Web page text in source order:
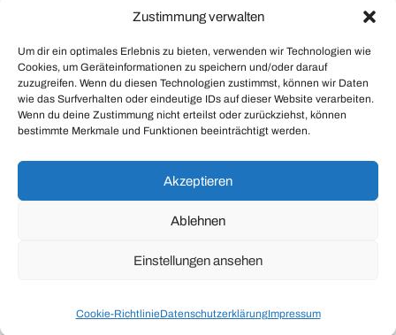
Zustimmung verwalten
Um dir ein optimales Erlebnis zu bieten, verwenden wir Technologien wie
Cookies, um Geräteinformationen zu speichern und/oder darauf
zuzugreifen. Wenn du diesen Technologien zustimmst, können wir Daten
wie das Surfverhalten oder eindeutige IDs auf dieser Website verarbeiten.
Wenn du deine Zustimmung nicht erteilst oder zurückziehst, können
bestimmte Merkmale und Funktionen beeinträchtigt werden.
Akzeptieren
Ablehnen
Einstellungen ansehen
Cookie-RichtlinieDatenschutzerklärungImpressum
Humankapital ist der
zur Verrichtung von
Arbeiten, welche mit der
Rendite…
zu bringen. Man kann die
Gegensatz zur
Sammelleidenschaft
betrachten. Während die
Sammelleidenschaft
auch ein Krankheitsbild
durchwegs positiv belegt.
#Nachdenkensbereitschaft #positiv # positive
Nachdenkensbereitschaft
#Wort zum Sonntag
#WoS
What if Niccolo woud be a CIO? 2. Akt
Live at sunset 2009: Von Eicher zu Hunger
Theme by Anders Norén